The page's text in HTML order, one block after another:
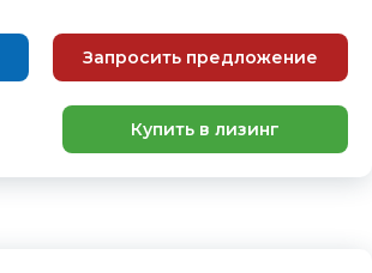
Запросить предложение
Купить в лизинг